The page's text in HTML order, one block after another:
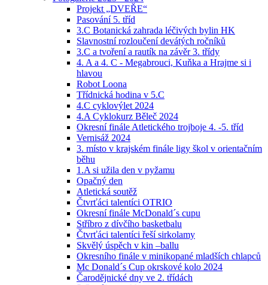
Projekt „DVEŘE“
Pasování 5. tříd
3.C Botanická zahrada léčivých bylin HK
Slavnostní rozloučení devátých ročníků
3.C a tvoření a rautík na závěr 3. třídy
4. A a 4. C - Megabrouci, Kuňka a Hrajme si i
hlavou
Robot Loona
Třídnická hodina v 5.C
4.C cyklovýlet 2024
4.A Cyklokurz Běleč 2024
Okresní finále Atletického trojboje 4. -5. tříd
Vernisáž 2024
3. místo v krajském finále ligy škol v orientačním
běhu
1.A si užila den v pyžamu
Opačný den
Atletická soutěž
Čtvrťáci talentíci OTRIO
Okresní finále McDonald´s cupu
Stříbro z dívčího basketbalu
Čtvrťáci talentíci řeší sirkolamy
Skvělý úspěch v kin –ballu
Okresního finále v minikopané mladších chlapců
Mc Donald´s Cup okrskové kolo 2024
Čarodějnické dny ve 2. třídách